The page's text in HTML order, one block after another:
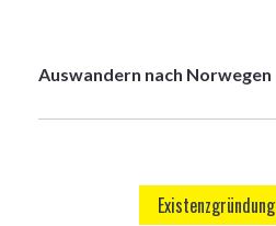
Auswandern nach Norwegen
Existenzgründung